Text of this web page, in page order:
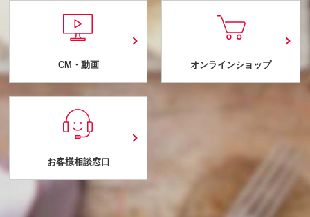
CM・動画 オンラインショップ
お客様相談窓口